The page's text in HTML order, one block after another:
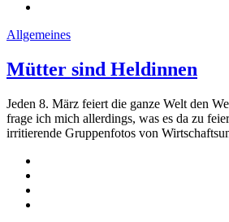
Allgemeines
Mütter sind Heldinnen
Jeden 8. März feiert die ganze Welt den
frage ich mich allerdings, was es da zu
irritierende Gruppenfotos von